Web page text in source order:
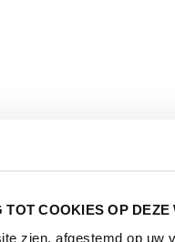
COOKIES OP DEZE
zien, afgestemd op